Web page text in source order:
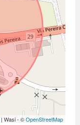
| Wasi - ©OpenStreetMap